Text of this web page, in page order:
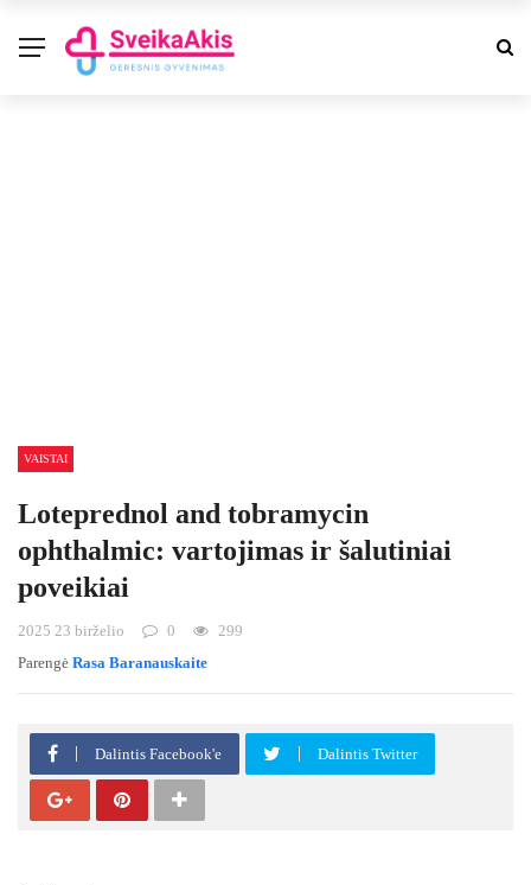
VAISTAI
Loteprednol and tobramycin
ophthalmic: vartojimas ir šalutiniai
poveikiai
2025 23 birželio 0
299
Parengė Rasa Baranauskaite
Dalintis Facebook'e Dalintis Twitter